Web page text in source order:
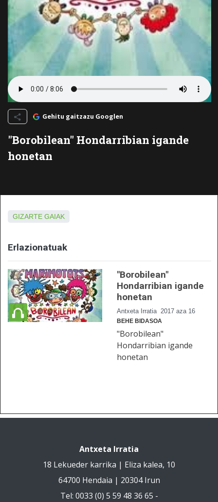
Gehitu gaitzazu Googlen
"Borobilean" Hondarribian igande
honetan
GIZARTE GAIAK
Erlazionatuak
"Borobilean"
Hondarribian igande
honetan
Antxeta Irratia 2017 aza 16
BEHE BIDASOA
"Borobilean"
Hondarribian igande
honetan
Antxeta Irratia
18 Lekueder karrika | Eliza kalea, 10
64700 Hendaia | 20304 Irun
Tel: 0033 (0) 5 59 48 36 65 -